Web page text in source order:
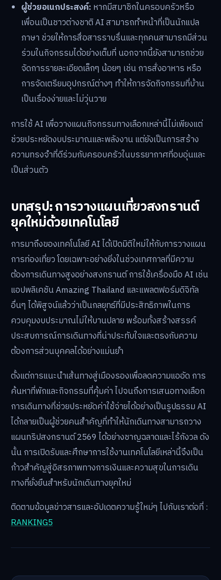
ผู้ช่วยอเนกประสงค์: หากมีสมาชิกในครอบครัวหรือ
เพื่อนเป็นชาวต่างชาติ AI สามารถทำหน้าที่เป็นนักแปล
ภาษา ช่วยให้การสื่อสารราบรื่นและทุกคนสามารถมีส่วน
ร่วมในกิจกรรมได้อย่างเต็มที่ นอกจากนี้ยังสามารถช่วย
จัดการรายละเอียดเล็กๆ น้อยๆ เช่น การสั่งอาหาร หรือ
การจัดเตรียมอุปกรณ์ต่างๆ ทำให้การจัดกิจกรรมที่บ้าน
เป็นเรื่องง่ายและไม่วุ่นวาย
การใช้ AI เพื่อวางแผนกิจกรรมทางเลือกเหล่านี้ไม่เพียงแต่
ช่วยประหยัดงบประมาณและพลังงาน แต่ยังเป็นการสร้าง
ความทรงจำที่ดีร่วมกับครอบครัวในบรรยากาศที่อบอุ่นและ
เป็นส่วนตัว
บทสรุป: การวางแผนเที่ยวสงกรานต์
ยุคใหม่ด้วยเทคโนโลยี
การมาถึงของเทคโนโลยี AI ได้เปิดมิติใหม่ให้กับการวางแผน
การท่องเที่ยว โดยเฉพาะอย่างยิ่งในช่วงเทศกาลที่มีความ
ต้องการเดินทางสูงอย่างสงกรานต์ การใช้เครื่องมือ AI เช่น
แอปพลิเคชัน Amazing Thailand และแพลตฟอร์มดิจิทัล
อื่นๆ ได้พิสูจน์แล้วว่าเป็นกลยุทธ์ที่มีประสิทธิภาพในการ
ควบคุมงบประมาณไม่ให้บานปลาย พร้อมทั้งสร้างสรรค์
ประสบการณ์การเดินทางที่น่าประทับใจและตรงกับความ
ต้องการส่วนบุคคลได้อย่างแม่นยำ
ตั้งแต่การแนะนำเส้นทางสู่เมืองรองเพื่อลดความแออัด การ
ค้นหาที่พักและกิจกรรมที่คุ้มค่า ไปจนถึงการเสนอทางเลือก
การเดินทางที่ช่วยประหยัดค่าใช้จ่ายได้อย่างเป็นรูปธรรม AI
ได้กลายเป็นผู้ช่วยคนสำคัญที่ทำให้นักเดินทางสามารถวาง
แผนทริปสงกรานต์ 2569 ได้อย่างชาญฉลาดและไร้กังวล ดัง
นั้น การเปิดรับและศึกษาการใช้งานเทคโนโลยีเหล่านี้จึงเป็น
ก้าวสำคัญสู่อิสรภาพทางการเงินและความสุขในการเดิน
ทางที่ยั่งยืนสำหรับนักเดินทางยุคใหม่
ติดตามข้อมูลข่าวสารและอัปเดตความรู้ใหม่ๆ ไปกับเราต่อที่ :
RANKING5